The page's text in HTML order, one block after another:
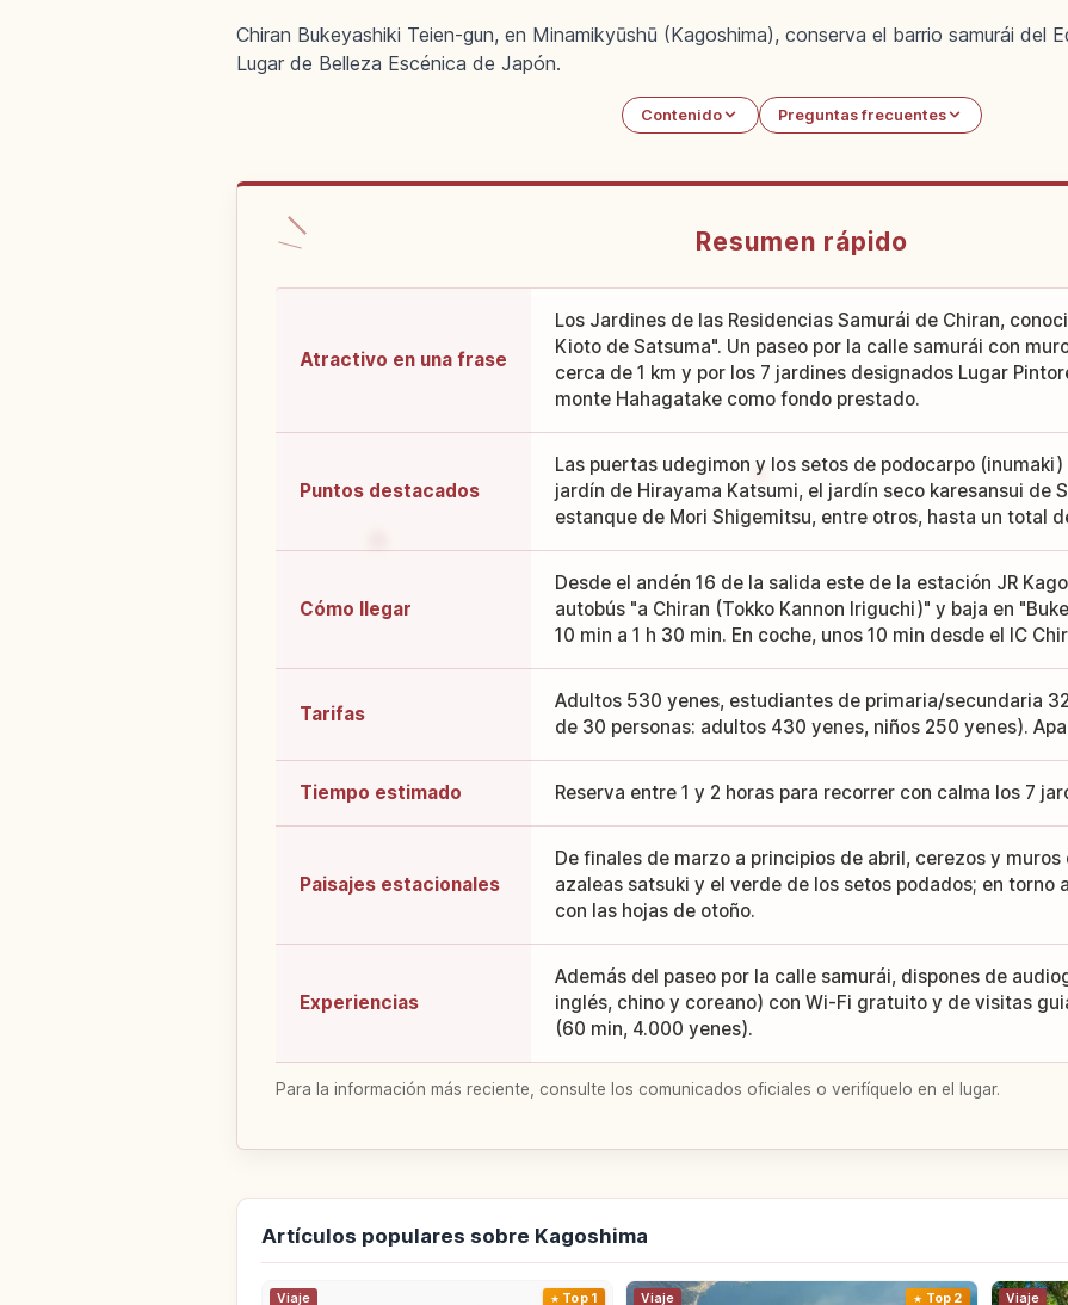
Chiran Bukeyashiki Teien-gun, en Minamikyūshū (Kagoshima), conserva el barrio samurái del
Lugar de Belleza Escénica de Japón.
Contenido Preguntas frecuentes
Resumen rápido
Atractivo en una frase
Los Jardines de las Residencias Samurái de Chiran,
Kioto de Satsuma". Un paseo por la calle samurái con
cerca de 1 km y por los 7 jardines designados Lugar
monte Hahagatake como fondo prestado.
Puntos destacados
Las puertas udegimon y los setos de podocarpo (inumaki)
jardín de Hirayama Katsumi, el jardín seco karesansui de
estanque de Mori Shigemitsu, entre otros, hasta un total
Cómo llegar
Desde el andén 16 de la salida este de la estación JR
autobús "a Chiran (Tokko Kannon Iriguchi)" y baja en
10 min a 1 h 30 min. En coche, unos 10 min desde el IC
Tarifas
Adultos 530 yenes, estudiantes de primaria/secundaria
de 30 personas: adultos 430 yenes, niños 250 yenes).
Tiempo estimado Reserva entre 1 y 2 horas para recorrer con calma los 7
Paisajes estacionales
De finales de marzo a principios de abril, cerezos y
azaleas satsuki y el verde de los setos podados; en torno
con las hojas de otoño.
Experiencias
Además del paseo por la calle samurái, dispones de
inglés, chino y coreano) con Wi-Fi gratuito y de visitas
(60 min, 4.000 yenes).
Para la información más reciente, consulte los comunicados oficiales o verifíquelo en el lugar.
Artículos populares sobre Kagoshima
Viaje Top 1 Viaje Top 2 Viaje